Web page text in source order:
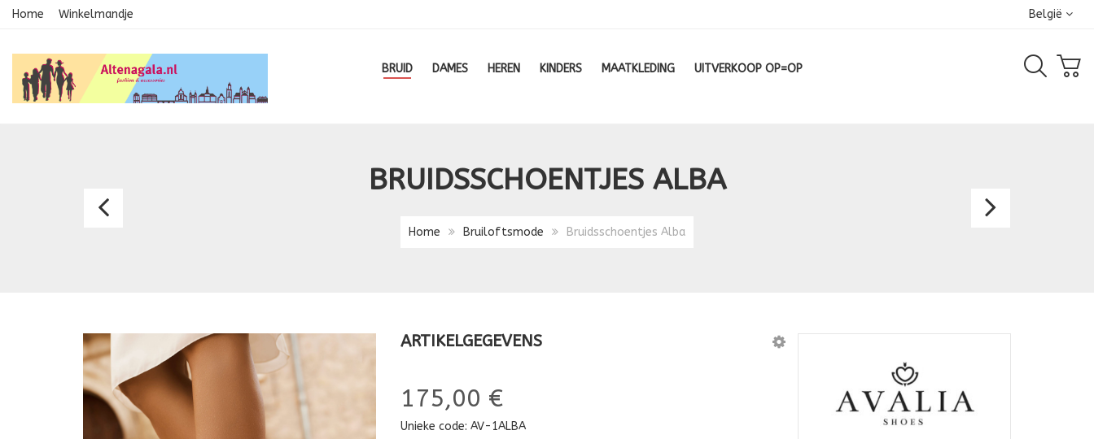
Home Winkelmandje België
BRUID DAMES HEREN KINDERS MAATKLEDING UITVERKOOP OP=OP
BRUIDSSCHOENTJES ALBA
Home Bruiloftsmode Bruidsschoentjes Alba
Bruidsrokje
ARTIKELGEGEVENS
175,00 €
Unieke code: AV-1ALBA